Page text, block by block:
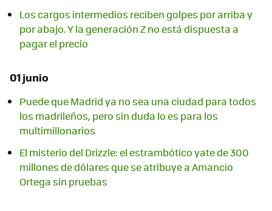
Los cargos intermedios reciben golpes por arriba y
por abajo. Y la generación Z no está dispuesta a
pagar el precio
01 junio
Puede que Madrid ya no sea una ciudad para todos
los madrileños, pero sin duda lo es para los
multimillonarios
El misterio del Drizzle: el estrambótico yate de 300
millones de dólares que se atribuye a Amancio
Ortega sin pruebas